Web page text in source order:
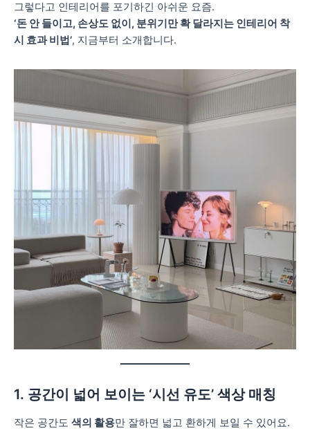
그렇다고 인테리어를 포기하긴 아쉬운 요즘.
‘돈 안 들이고, 손상도 없이, 분위기만 확 달라지는 인테리어 착
시 효과 비법’, 지금부터 소개합니다.
1. 공간이 넓어 보이는 ‘시선 유도’ 색상 매칭
작은 공간도 색의 활용만 잘하면 넓고 환하게 보일 수 있어요.